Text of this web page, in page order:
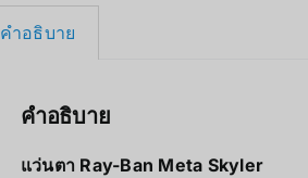
คำอธิบาย
คำอธิบาย
แว่นตา Ray-Ban Meta Skyler